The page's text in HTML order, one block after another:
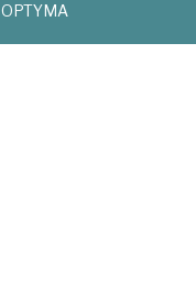
OPTYMA